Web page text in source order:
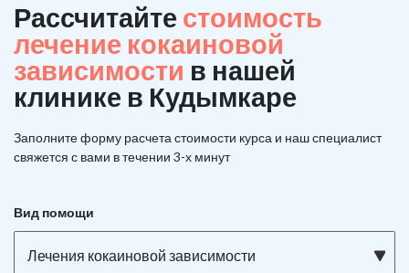
Рассчитайте стоимость
лечение кокаиновой
зависимости в нашей
клинике в Кудымкаре
Заполните форму расчета стоимости курса и наш специалист
свяжется с вами в течении 3-х минут
Вид помощи
Лечения кокаиновой зависимости